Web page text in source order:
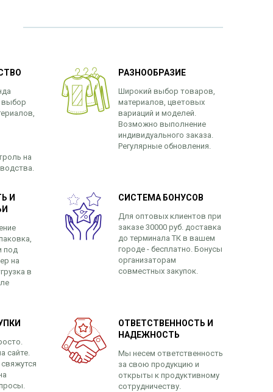
выбор
на
РАЗНООБРАЗИЕ
Широкий выбор товаров,
материалов, цветовых
вариаций и моделей.
Возможно выполнение
индивидуального заказа.
Регулярные обновления.
И
под
на
в
СИСТЕМА БОНУСОВ
Для оптовых клиентов при
заказе 30000 руб. доставка
до терминала ТК в вашем
городе - бесплатно. Бонусы
организаторам
совместных закупок.
сайте.
ОТВЕТСТВЕННОСТЬ И
НАДЕЖНОСТЬ
Мы несем ответственность
за свою продукцию и
открыты к продуктивному
сотрудничеству.